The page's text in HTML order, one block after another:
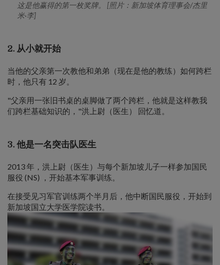
这是他赢得的第一枚奖牌。 [照片：新加坡体育理事会/杰里
米·李]
2. 从小就开始
当他的父亲第一次教他和弟弟（现在是他的教练）如何跨栏
时，他只有 12 岁。
"父亲用一张旧书桌的桌脚做了两个跨栏，他就是这样教我
们跨栏基础知识的，"洪上尉（医生） 回忆道。
3. 他是一名突击队医生
2013 年，洪上尉（医生）与每个新加坡儿子一样参加国民
服役 (NS) ，开始基本军事训练。
在接受见习军官训练两个半月后，他中断国民服役，开始到
新加坡国立大学医学院读书。